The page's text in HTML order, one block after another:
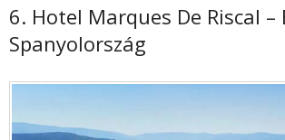
6. Hotel Marques De Riscal –
Spanyolország